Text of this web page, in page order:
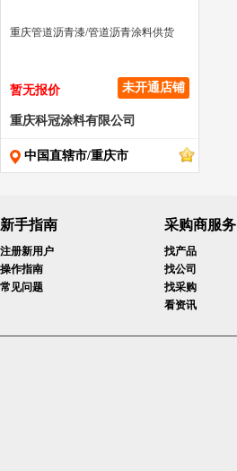
重庆管道沥青漆/管道沥青涂料供货
暂无报价 未开通店铺
重庆科冠涂料有限公司
中国直辖市/重庆市
新手指南
注册新用户
操作指南
常见问题
采购商服务
找产品
找公司
找采购
看资讯